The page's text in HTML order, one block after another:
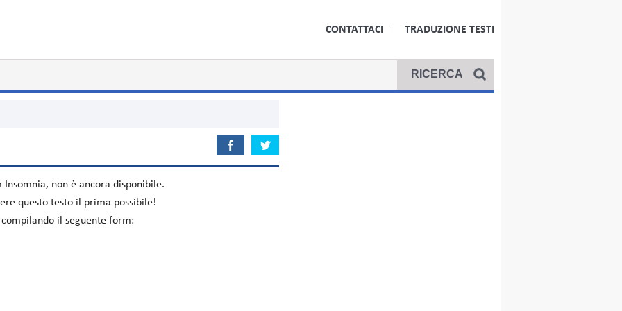
CONTATTACI TRADUZIONE TESTI
Insomnia, non è ancora disponibile.
questo testo il prima possibile!
il seguente form: